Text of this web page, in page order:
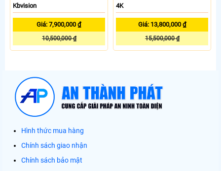
Kbvision
Giá: 7,900,000 ₫
10,500,000 ₫
4K
Giá: 13,800,000 ₫
15,500,000 ₫
Hình thức mua hàng
Chính sách giao nhận
Chính sách bảo mật